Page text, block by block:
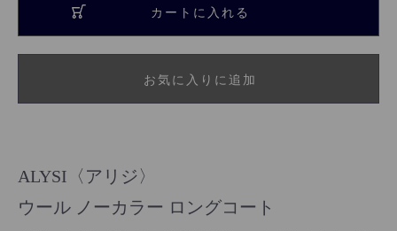
カートに入れる
お気に入りに追加
ALYSI〈アリジ〉
ウール ノーカラー ロングコート